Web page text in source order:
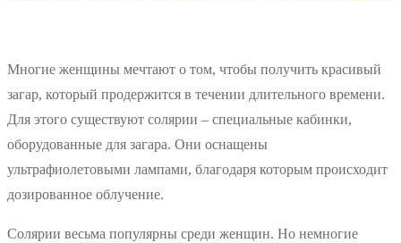
Многие женщины мечтают о том, чтобы получить красивый
загар, который продержится в течении длительного времени.
Для этого существуют солярии – специальные кабинки,
оборудованные для загара. Они оснащены
ультрафиолетовыми лампами, благодаря которым происходит
дозированное облучение.
Солярии весьма популярны среди женщин. Но немногие